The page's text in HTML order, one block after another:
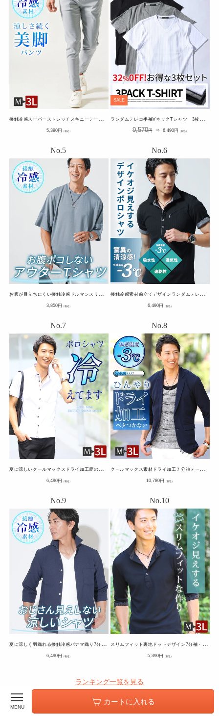
MENU
カートに入れる
接
触冷感スーパーストレッチスキニーテーパードイージーチノパンツ
通
常
5,390円 （税込）
SALE
ラ
ンダムテレコ半袖VネックTシャツ 3枚セット
通
常
9,570円⇒ SALE
価
6,490円 （税込）
お
腹が目立ちにくい接触冷感ドルマンスリーブオーバーサイズ半袖クルーネックTシャツ
通
常
3,850円 （税込）
接
触冷感素材前立てデザインランダムテレコ半袖ポロシャツ
通
常
6,490円 （税込）
夏
に涼しいクールマックスドライ加工鹿の子前立てデザインボタンダウン前開きポロシャツ
通
常
6,490円 （税込）
ク
ールマックス素材ドライ加工７分袖テーラード涼しいサマージャケット
通
10,780円 （税込）
通
常
6,490円 （税込）
通
常
5,390円 （税込）
ランキング一覧を見る